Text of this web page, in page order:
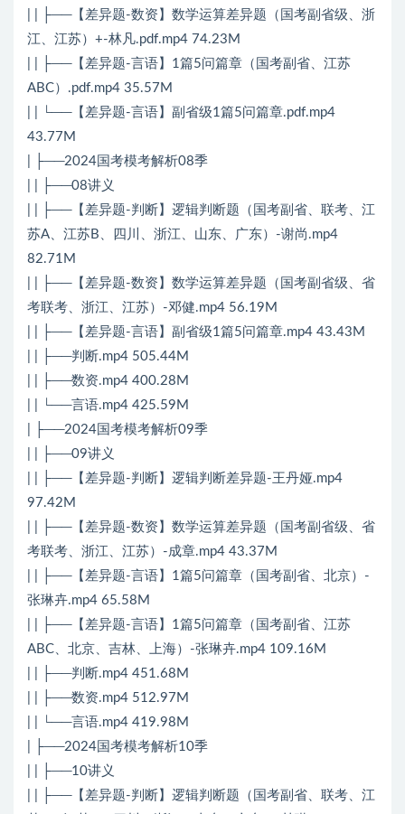
| | ├──【差异题-数资】数学运算差异题（国考副省级、浙
江、江苏）+-林凡.pdf.mp4 74.23M
| | ├──【差异题-言语】1篇5问篇章（国考副省、江苏
ABC）.pdf.mp4 35.57M
| | └──【差异题-言语】副省级1篇5问篇章.pdf.mp4
43.77M
| ├──2024国考模考解析08季
| | ├──08讲义
| | ├──【差异题-判断】逻辑判断题（国考副省、联考、江
苏A、江苏B、四川、浙江、山东、广东）-谢尚.mp4
82.71M
| | ├──【差异题-数资】数学运算差异题（国考副省级、省
考联考、浙江、江苏）-邓健.mp4 56.19M
| | ├──【差异题-言语】副省级1篇5问篇章.mp4 43.43M
| | ├──判断.mp4 505.44M
| | ├──数资.mp4 400.28M
| | └──言语.mp4 425.59M
| ├──2024国考模考解析09季
| | ├──09讲义
| | ├──【差异题-判断】逻辑判断差异题-王丹娅.mp4
97.42M
| | ├──【差异题-数资】数学运算差异题（国考副省级、省
考联考、浙江、江苏）-成章.mp4 43.37M
| | ├──【差异题-言语】1篇5问篇章（国考副省、北京）-
张琳卉.mp4 65.58M
| | ├──【差异题-言语】1篇5问篇章（国考副省、江苏
ABC、北京、吉林、上海）-张琳卉.mp4 109.16M
| | ├──判断.mp4 451.68M
| | ├──数资.mp4 512.97M
| | └──言语.mp4 419.98M
| ├──2024国考模考解析10季
| | ├──10讲义
| | ├──【差异题-判断】逻辑判断题（国考副省、联考、江